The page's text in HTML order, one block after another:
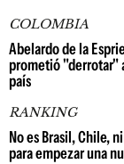
COLOMBIA
Abelardo de la
prometió "derrotar"
país
RANKING
No es Brasil, Chile,
para empezar una